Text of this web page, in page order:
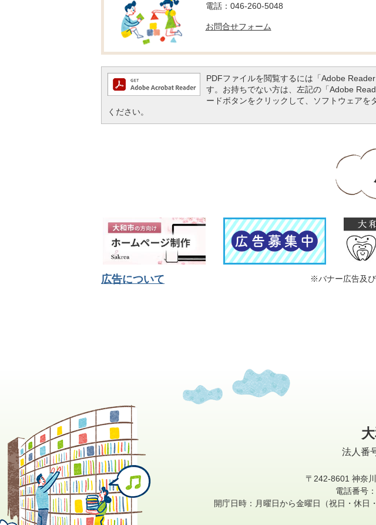
電話：046-260-5048
お問合せフォーム
PDFファイルを閲覧するには「Adobe
す。お持ちでない方は、左記の「Adobe
ードボタンをクリックして、ソフトウェアを
ください。
広告について ※バナー広告及
法人番
〒242-8601 神奈
電話番号
開庁日時：月曜日から金曜日
（祝日・休日